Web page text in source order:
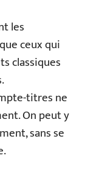
les
ceux qui
classiques
titres ne
On peut y
sans se